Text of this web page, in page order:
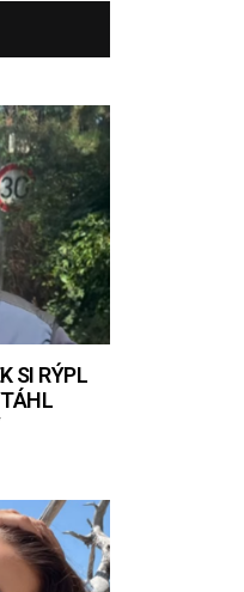
SI RÝPL